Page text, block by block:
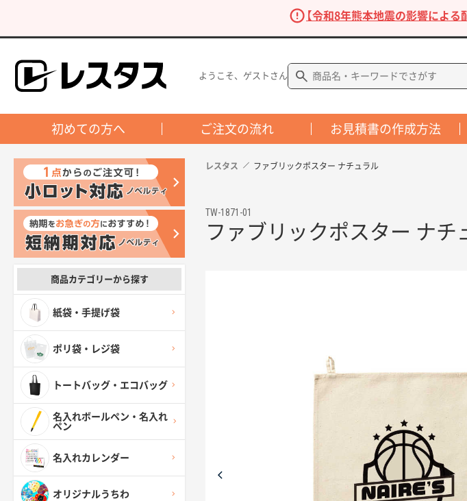
【令和8年熊本地震の影響による
ようこそ、ゲストさん
初めての方へ ご注文の流れ お見積書の作成方法
商品カテゴリーから探す
紙袋・手提げ袋
ポリ袋・レジ袋
トートバッグ・エコバッグ
名入れボールペン・名入れ
ペン
名入れカレンダー
オリジナルうちわ
レスタス ファブリックポスター ナチュラル
TW-1871-01
ファブリックポスター ナチ